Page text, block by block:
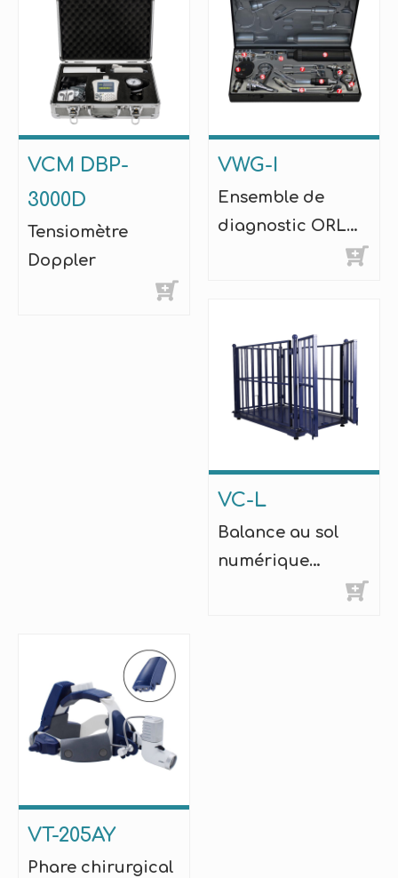
VCM DBP-
3000D
Tensiomètre
Doppler
VWG-I
Ensemble de
diagnostic ORL
VC-L
Balance au sol
numérique
VT-205AY
Phare chirurgical